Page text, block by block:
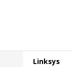
Linksys